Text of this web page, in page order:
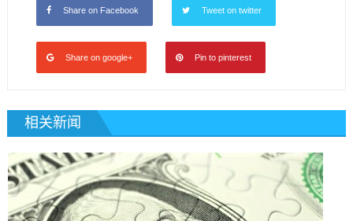
Share on Facebook Tweet on twitter
Share on google+ Pin to pinterest
相关新闻